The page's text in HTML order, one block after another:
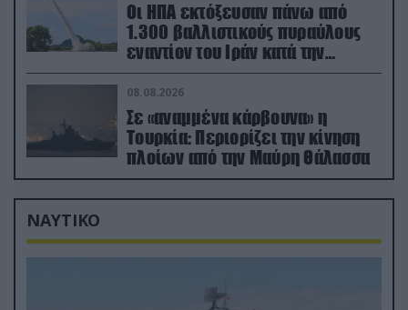
Οι ΗΠΑ εκτόξευσαν πάνω από
1.300 βαλλιστικούς πυραύλους
εναντίον του Ιράν κατά την
διάρκεια του πολέμου
08.08.2026
Σε «αναμμένα κάρβουνα» η
Τουρκία: Περιορίζει την κίνηση
πλοίων από την Μαύρη Θάλασσα
ΝΑΥΤΙΚΟ